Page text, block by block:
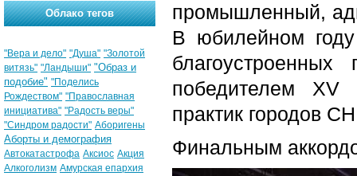
промышленный,
В юбилейном
победителем XV
практик городов
Финальным
Облако тегов
"Вера и дело" "Душа" "Золотой
витязь" "Ландыши" "Образ и
подобие" "Поделись
Рождеством" "Православная
инициатива" "Радость веры"
"Синдром радости" Аборигены
Аборты и демография
Автокатастрофа Аксиос Акция
Алкоголизм Амурская епархия